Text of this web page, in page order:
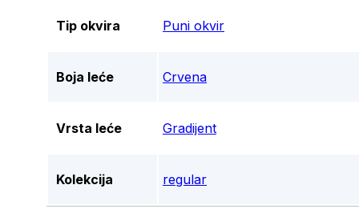
Tip okvira Puni okvir
Boja leće Crvena
Vrsta leće Gradijent
Kolekcija regular